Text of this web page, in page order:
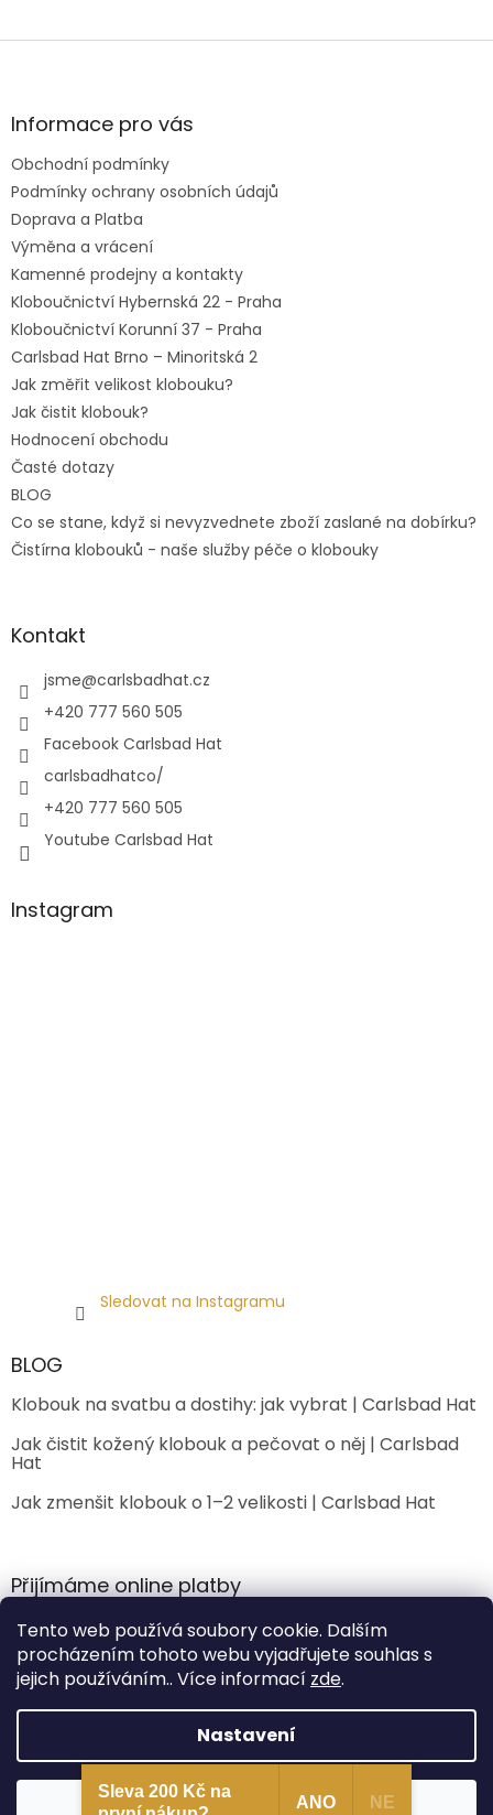
Tento web používá soubory cookie. Dalším
procházením tohoto webu vyjadřujete souhlas s
jejich používáním.. Více informací zde.
Nastavení
Souhlasím
Z
aInformace pro vás
Obchodní podmínky
Podmínky ochrany osobních údajů
Doprava a Platba
Výměna a vrácení
Kamenné prodejny a kontakty
Kloboučnictví Hybernská 22 - Praha
Kloboučnictví Korunní 37 - Praha
Carlsbad Hat Brno – Minoritská 2
Jak změřit velikost klobouku?
Jak čistit klobouk?
Hodnocení obchodu
Časté dotazy
BLOG
Co se stane, když si nevyzvednete zboží zaslané na dobírku?
Čistírna klobouků - naše služby péče o klobouky
Kontakt
jsme@carlsbadhat.cz
+420 777 560 505
Facebook Carlsbad Hat
carlsbadhatco/
+420 777 560 505
Youtube Carlsbad Hat
Instagram
Sledovat na Instagramu
BLOG
Klobouk na svatbu a dostihy: jak vybrat | Carlsbad Hat
Jak čistit kožený klobouk a pečovat o něj | Carlsbad
Hat
Jak zmenšit klobouk o 1–2 velikosti | Carlsbad Hat
Přijímáme online platby
Vytvořil Shoptet Premium
Copyright 2026CarlsbadHat . Všechna práva vyhrazena.
Sleva 200 Kč na
ANO NE